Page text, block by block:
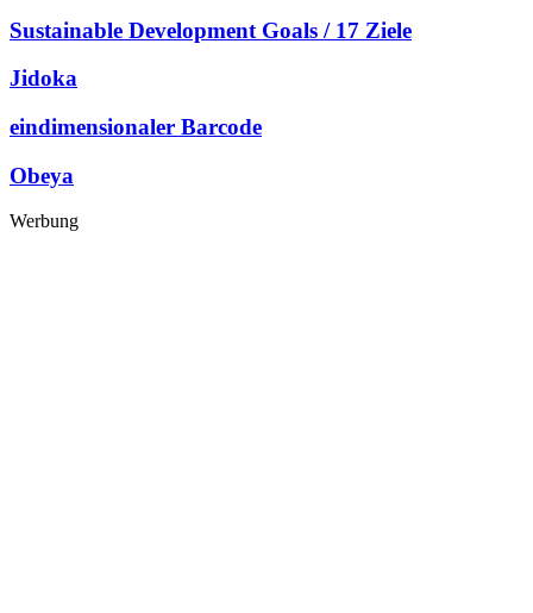
Sustainable Development Goals / 17 Ziele
Jidoka
eindimensionaler Barcode
Obeya
Werbung